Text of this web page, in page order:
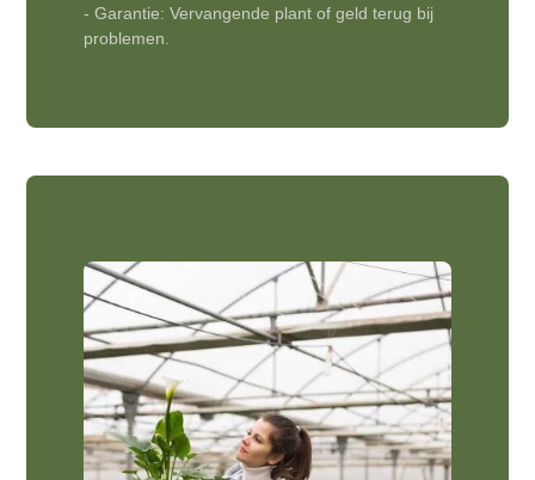
- Garantie: Vervangende plant of geld terug bij
problemen.